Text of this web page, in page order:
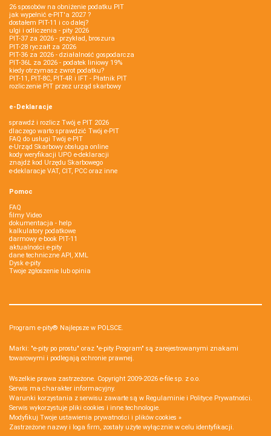
26 sposobów na obniżenie podatku PIT
jak wypełnić e-PIT'a 2027 ?
dostałem PIT-11 i co dalej?
ulgi i odliczenia - pity 2026
PIT-37 za 2026 - przykład, broszura
PIT-28 ryczałt za 2026
PIT-36 za 2026 - działalność gospodarcza
PIT-36L za 2026 - podatek liniowy 19%
kiedy otrzymasz zwrot podatku?
PIT-11, PIT-8C, PIT-4R i IFT - Płatnik PIT
rozliczenie PIT przez urząd skarbowy
e-Deklaracje
sprawdź i rozlicz Twój e PIT 2026
dlaczego warto sprawdzić Twój e-PIT
FAQ do usługi Twój e-PIT
e-Urząd Skarbowy obsługa online
kody weryfikacji UPO e-deklaracji
znajdź kod Urzędu Skarbowego
e-deklaracje VAT, CIT, PCC oraz inne
Pomoc
FAQ
filmy Video
dokumentacja - help
kalkulatory podatkowe
darmowy e-book PIT-11
aktualności e-pity
dane techniczne API, XML
Dysk e-pity
Twoje zgłoszenie lub opinia
Program e-pity® Najlepsze w POLSCE.
Marki: "e-pity po prostu" oraz "e-pity Program" są zarejestrowanymi znakami
towarowymi i podlegają ochronie prawnej.
Wszelkie prawa zastrzeżone. Copyright 2009-2026 e-file sp. z o.o.
Serwis ma charakter informacyjny.
Warunki korzystania z serwisu zawarte są w Regulaminie i Polityce Prywatności.
Serwis wykorzystuje pliki cookies i inne technologie.
Modyfikuj Twoje ustawienia prywatności i plików cookies »
Zastrzeżone nazwy i loga firm, zostały użyte wyłącznie w celu identyfikacji.